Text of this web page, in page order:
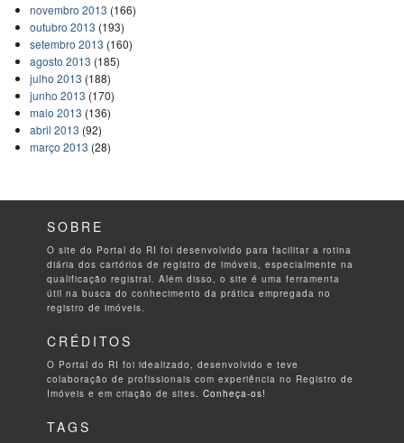
novembro 2013 (166)
outubro 2013 (193)
setembro 2013 (160)
agosto 2013 (185)
julho 2013 (188)
junho 2013 (170)
maio 2013 (136)
abril 2013 (92)
março 2013 (28)
SOBRE
O site do Portal do RI foi desenvolvido para facilitar a rotina
diária dos cartórios de registro de imóveis, especialmente na
qualificação registral. Além disso, o site é uma ferramenta
útil na busca do conhecimento da prática empregada no
registro de imóveis.
CRÉDITOS
O Portal do RI foi idealizado, desenvolvido e teve
colaboração de profissionais com experiência no Registro de
Imóveis e em criação de sites.Conheça-os!
TAGS